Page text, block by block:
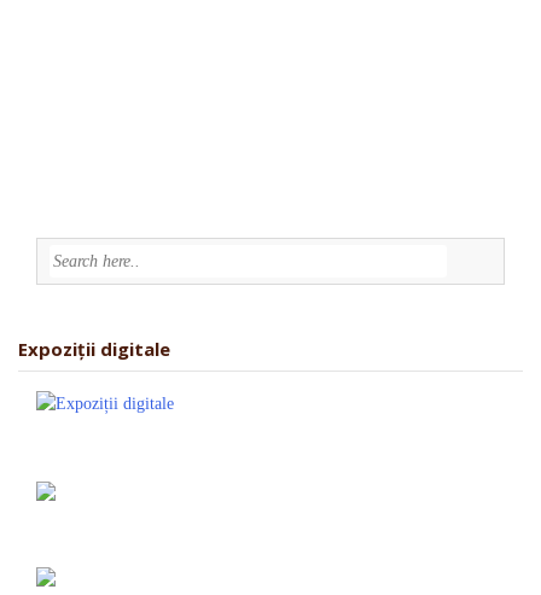
Expoziții digitale